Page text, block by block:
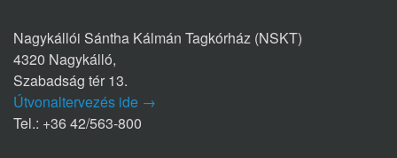
Nagykállói Sántha Kálmán Tagkórház (NSKT)
4320 Nagykálló,
Szabadság tér 13.
Útvonaltervezés ide →
Tel.: +36 42/563-800